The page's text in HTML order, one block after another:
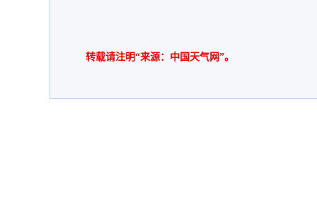
转载请注明“来源：中国天气网”。